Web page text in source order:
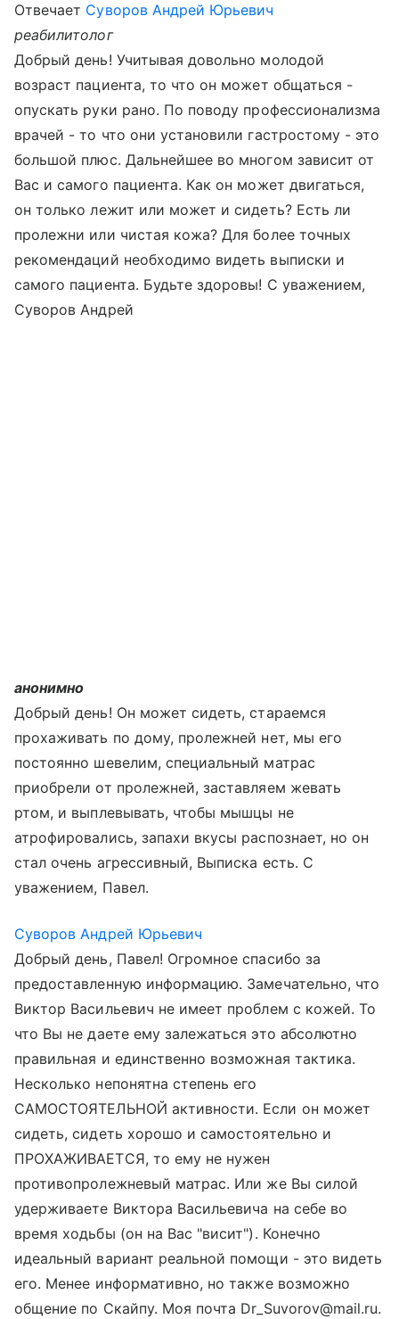
Отвечает Суворов Андрей Юрьевич
реабилитолог
Добрый день! Учитывая довольно молодой
возраст пациента, то что он может общаться -
опускать руки рано. По поводу профессионализма
врачей - то что они установили гастростому - это
большой плюс. Дальнейшее во многом зависит от
Вас и самого пациента. Как он может двигаться,
он только лежит или может и сидеть? Есть ли
пролежни или чистая кожа? Для более точных
рекомендаций необходимо видеть выписки и
самого пациента. Будьте здоровы! С уважением,
Суворов Андрей
анонимно
Добрый день! Он может сидеть, стараемся
прохаживать по дому, пролежней нет, мы его
постоянно шевелим, специальный матрас
приобрели от пролежней, заставляем жевать
ртом, и выплевывать, чтобы мышцы не
атрофировались, запахи вкусы распознает, но он
стал очень агрессивный, Выписка есть. С
уважением, Павел.
Суворов Андрей Юрьевич
Добрый день, Павел! Огромное спасибо за
предоставленную информацию. Замечательно, что
Виктор Васильевич не имеет проблем с кожей. То
что Вы не даете ему залежаться это абсолютно
правильная и единственно возможная тактика.
Несколько непонятна степень его
САМОСТОЯТЕЛЬНОЙ активности. Если он может
сидеть, сидеть хорошо и самостоятельно и
ПРОХАЖИВАЕТСЯ, то ему не нужен
противопролежневый матрас. Или же Вы силой
удерживаете Виктора Васильевича на себе во
время ходьбы (он на Вас "висит"). Конечно
идеальный вариант реальной помощи - это видеть
его. Менее информативно, но также возможно
общение по Скайпу. Моя почта Dr_Suvorov@mail.ru.